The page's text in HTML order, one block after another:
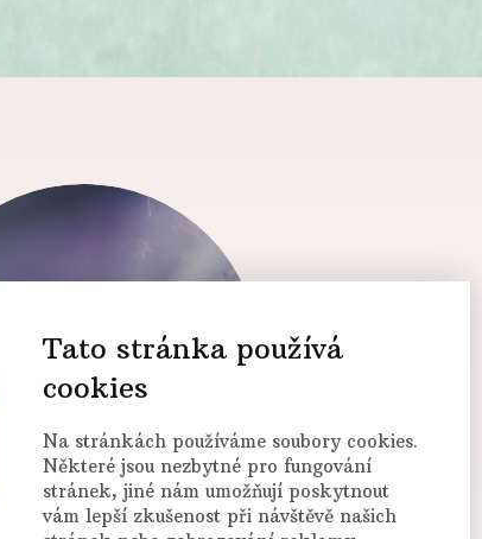
Tato stránka používá
cookies
Na stránkách používáme soubory cookies.
Některé jsou nezbytné pro fungování
stránek, jiné nám umožňují poskytnout
vám lepší zkušenost při návštěvě našich